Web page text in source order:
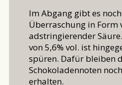
Im Abgang gibt es
Überraschung in Form
adstringierender
von 5,6% vol. ist
spüren. Dafür bleiben
Schokoladennoten
erhalten.